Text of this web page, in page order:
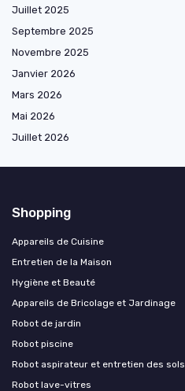
Juillet 2025
Septembre 2025
Novembre 2025
Janvier 2026
Mars 2026
Mai 2026
Juillet 2026
Shopping
Appareils de Cuisine
Entretien de la Maison
Hygiène et Beauté
Appareils de Bricolage et Jardinage
Robot de jardin
Robot piscine
Robot aspirateur et entretien des sols
Robot lave-vitres